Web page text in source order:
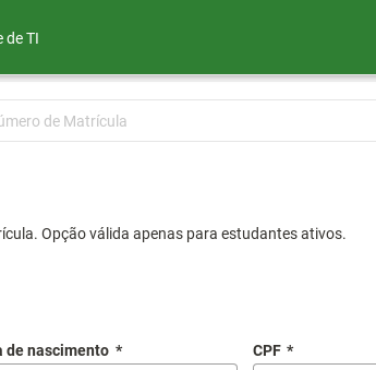
de TI
de Matrícula
Opção válida apenas para estudantes ativos.
de nascimento * CPF *